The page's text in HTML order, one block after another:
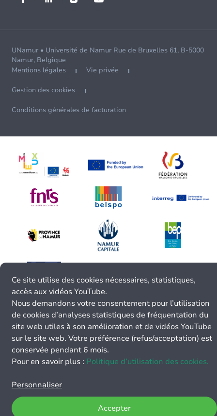
UNamur • Université de Namur Rue de Bruxelles 61, B-5000
Namur, Belgique
Mentions légales
Vie privée
Gestion des cookies
Conditions générales de facturation
Ce site utilise des cookies nécessaires, statistiques,
accès aux vidéos YouTube.
Nous demandons votre consentement pour l’utilisation
de cookies d’analyses statistiques de fréquentation du
site web utiles à son amélioration et de vidéos YouTube
sur le site web. Votre préférence (refus/acceptation) est
conservée pendant 6 mois.
Pour en savoir plus : Politique d’utilisation des cookies.
Personnaliser
Accepter